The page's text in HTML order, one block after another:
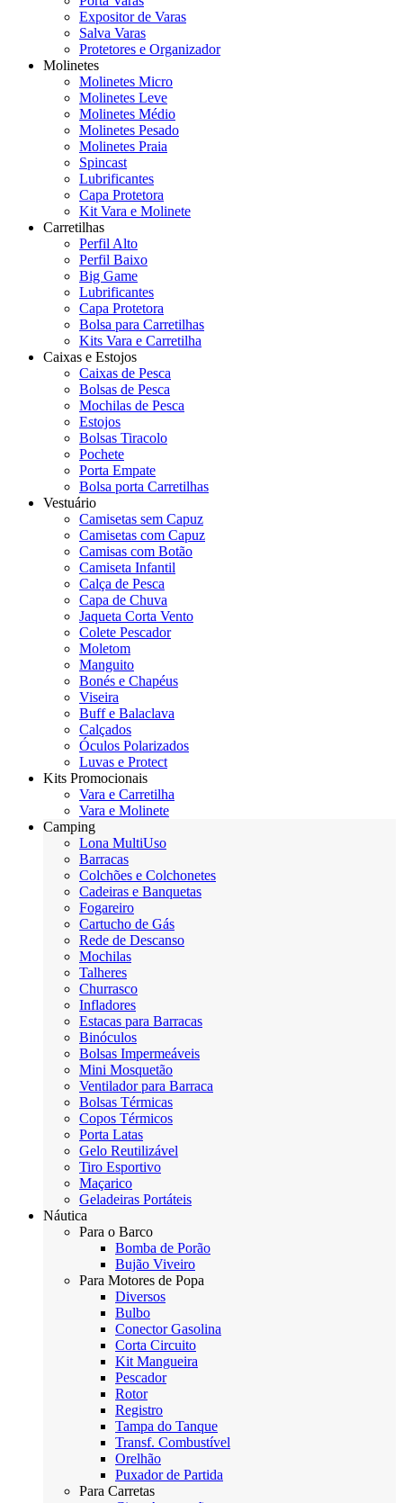
Expositor de Varas
Salva Varas
Protetores e Organizador
Molinetes
Molinetes Micro
Molinetes Leve
Molinetes Médio
Molinetes Pesado
Molinetes Praia
Spincast
Lubrificantes
Capa Protetora
Kit Vara e Molinete
Carretilhas
Perfil Alto
Perfil Baixo
Big Game
Lubrificantes
Capa Protetora
Bolsa para Carretilhas
Kits Vara e Carretilha
Caixas e Estojos
Caixas de Pesca
Bolsas de Pesca
Mochilas de Pesca
Estojos
Bolsas Tiracolo
Pochete
Porta Empate
Bolsa porta Carretilhas
Vestuário
Camisetas sem Capuz
Camisetas com Capuz
Camisas com Botão
Camiseta Infantil
Calça de Pesca
Capa de Chuva
Jaqueta Corta Vento
Colete Pescador
Moletom
Manguito
Bonés e Chapéus
Viseira
Buff e Balaclava
Calçados
Óculos Polarizados
Luvas e Protect
Kits Promocionais
Vara e Carretilha
Vara e Molinete
Camping
Lona MultiUso
Barracas
Colchões e Colchonetes
Cadeiras e Banquetas
Fogareiro
Cartucho de Gás
Rede de Descanso
Mochilas
Talheres
Churrasco
Infladores
Estacas para Barracas
Binóculos
Bolsas Impermeáveis
Mini Mosquetão
Ventilador para Barraca
Bolsas Térmicas
Copos Térmicos
Porta Latas
Gelo Reutilizável
Tiro Esportivo
Maçarico
Geladeiras Portáteis
Náutica
Para o Barco
Bomba de Porão
Bujão Viveiro
Para Motores de Popa
Diversos
Bulbo
Conector Gasolina
Corta Circuito
Kit Mangueira
Pescador
Rotor
Registro
Tampa do Tanque
Transf. Combustível
Orelhão
Puxador de Partida
Para Carretas